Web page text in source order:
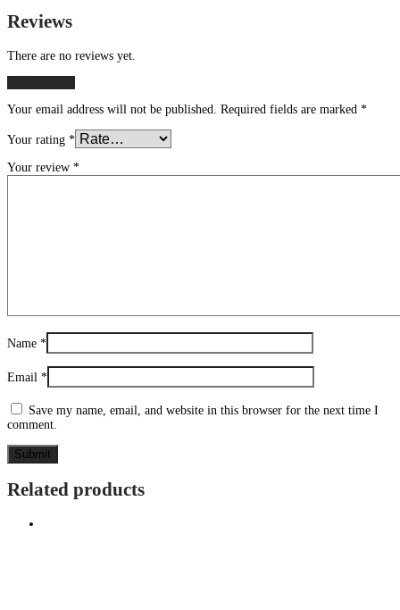
Reviews
There are no reviews yet.
Your email address will not be published.
Required fields are marked *
Your rating *
Your review *
Name *
Email *
Save my name, email, and website in this browser for the next time I
comment.
Related products